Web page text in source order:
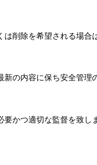
削除を希望される場
の内容に保ち安全管理
かつ適切な監督を致